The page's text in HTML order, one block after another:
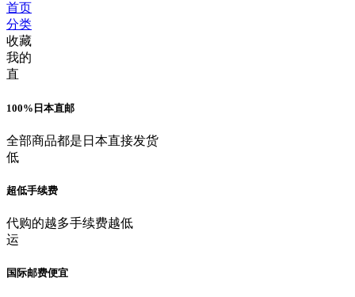
首页
分类
收藏
我的
直
100%日本直邮
全部商品都是日本直接发货
低
超低手续费
代购的越多手续费越低
运
国际邮费便宜